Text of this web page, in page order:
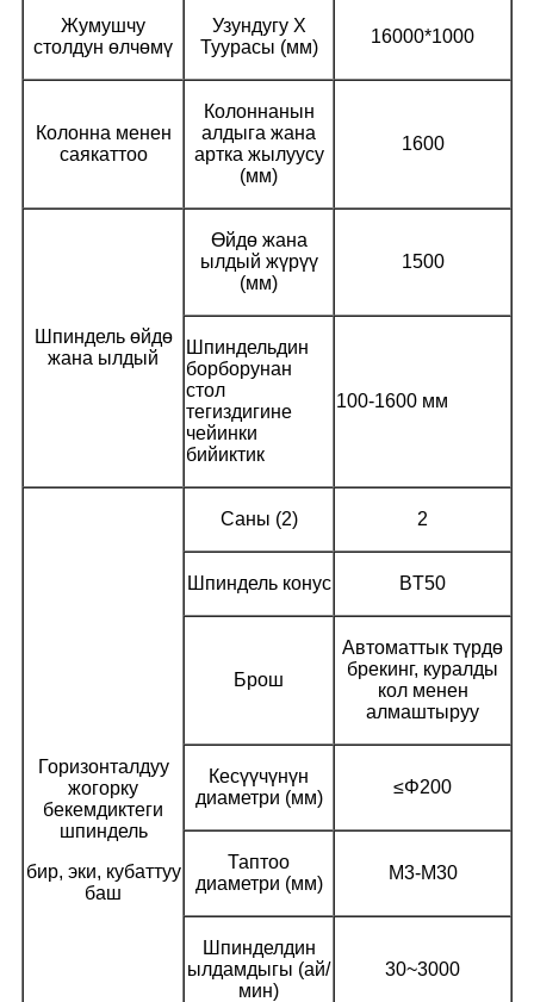
Жумушчу
столдун өлчөмү
Узундугу X
Туурасы (мм)
16000*1000
Колонна менен
саякаттоо
Колоннанын
алдыга жана
артка жылуусу
(мм)
1600
Шпиндель өйдө
жана ылдый
Өйдө жана
ылдый жүрүү
(мм)
1500
Шпиндельдин
борборунан
стол
тегиздигине
чейинки
бийиктик
100-1600 мм
Горизонталдуу
жогорку
бекемдиктеги
шпиндель
бир, эки, кубаттуу
баш
Саны (2) 2
Шпиндель конус BT50
Брош
Автоматтык түрдө
брекинг, куралды
кол менен
алмаштыруу
Кесүүчүнүн
диаметри (мм)
≤Φ200
Таптоо
диаметри (мм)
M3-M30
Шпинделдин
ылдамдыгы (ай/
мин)
30~3000